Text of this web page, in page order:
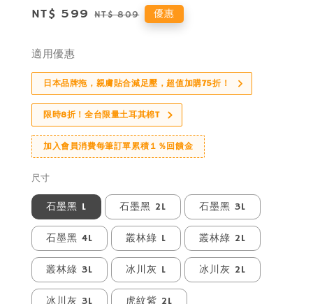
Sale
NT$ 599 Regular
NT$ 809 優惠
適用優惠
日本品牌拖，親膚貼合減足壓，超值加購75折！
限時8折！全台限量土耳其棉T
加入會員消費每筆訂單累積１％回饋金
尺寸
石墨黑 L 石墨黑 2L 石墨黑 3L
石墨黑 4L 叢林綠 L 叢林綠 2L
叢林綠 3L 冰川灰 L 冰川灰 2L
冰川灰 3L 虎紋紫 2L